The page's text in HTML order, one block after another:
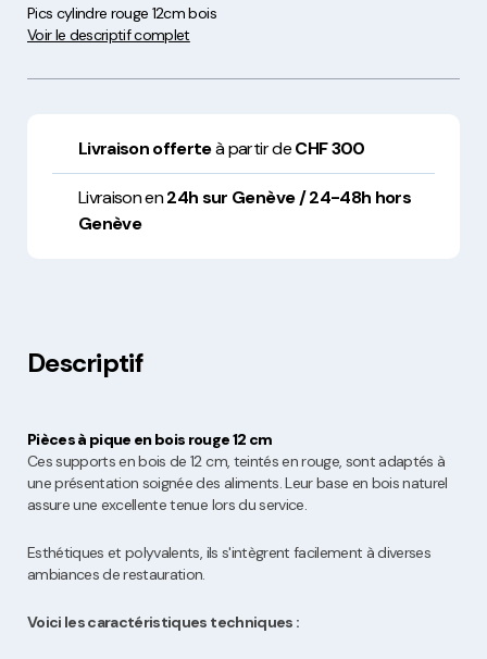
Pics cylindre rouge 12cm bois
Voir le descriptif complet
Livraison offerteà partir deCHF 300
Livraison en24h sur Genève / 24-48h hors
Genève
Descriptif
Pièces à pique en bois rouge 12 cm
Ces supports en bois de 12 cm, teintés en rouge, sont adaptés à
une présentation soignée des aliments. Leur base en bois naturel
assure une excellente tenue lors du service.
Esthétiques et polyvalents, ils s'intègrent facilement à diverses
ambiances de restauration.
Voici les caractéristiques techniques :